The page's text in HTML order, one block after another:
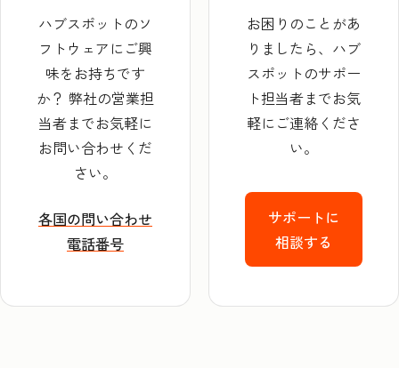
ハブスポットのソ
フトウェアにご興
味をお持ちです
か？ 弊社の営業担
当者までお気軽に
お問い合わせくだ
さい。
各国の問い合わせ
電話番号
お困りのことがあ
りましたら、ハブ
スポットのサポー
ト担当者までお気
軽にご連絡くださ
い。
サポートに
相談する